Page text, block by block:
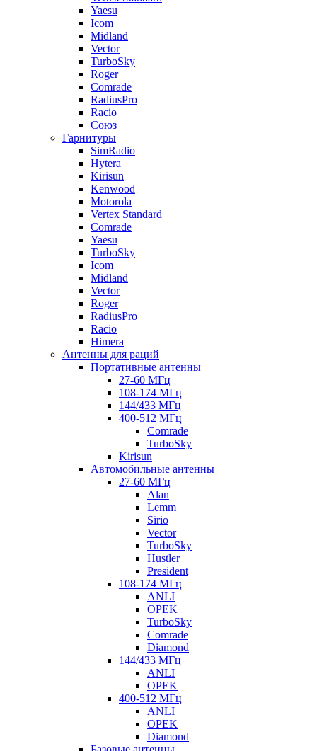
Yaesu
Icom
Midland
Vector
TurboSky
Roger
Comrade
RadiusPro
Racio
Союз
Гарнитуры
SimRadio
Hytera
Kirisun
Kenwood
Motorola
Vertex Standard
Comrade
Yaesu
TurboSky
Icom
Midland
Vector
Roger
RadiusPro
Racio
Himera
Антенны для раций
Портативные антенны
27-60 МГц
108-174 МГц
144/433 МГц
400-512 МГц
Comrade
TurboSky
Kirisun
Автомобильные антенны
27-60 МГц
Alan
Lemm
Sirio
Vector
TurboSky
Hustler
President
108-174 МГц
ANLI
OPEK
TurboSky
Comrade
Diamond
144/433 МГц
ANLI
OPEK
400-512 МГц
ANLI
OPEK
Diamond